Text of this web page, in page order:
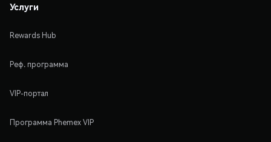
Услуги
Rewards Hub
Реф. программа
VIP-портал
Программа Phemex VIP